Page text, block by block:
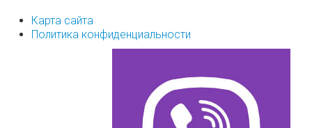
Карта сайта
Политика конфиденциальности